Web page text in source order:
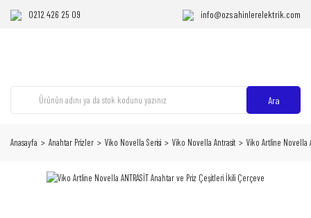
0212 426 25 09 info@ozsahinlerelektrik.com
Ara
Anasayfa Anahtar Prizler Viko Novella Serisi Viko Novella Antrasit Viko Artline Novella